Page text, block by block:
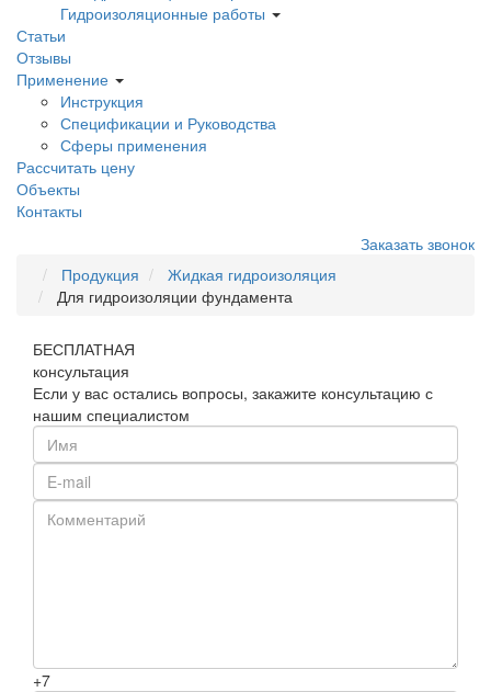
Гидроизоляционные работы
Статьи
Отзывы
Применение
Инструкция
Спецификации и Руководства
Сферы применения
Рассчитать цену
Объекты
Контакты
Заказать звонок
Продукция
Жидкая гидроизоляция
Для гидроизоляции фундамента
БЕСПЛАТНАЯ
консультация
Если у вас остались вопросы, закажите консультацию с
нашим специалистом
+7